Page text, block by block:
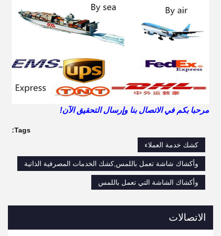
مرحبا بكم في الاتصال بنا وإرسال التحقيق الآن!
Tags:
كشك خدمة العملاء
وأكشاك شاشة تعمل باللمس,كشك الخدمات المصرفية الذاتية
وأكشاك الشاشة التي تعمل باللمس
الاتصالات